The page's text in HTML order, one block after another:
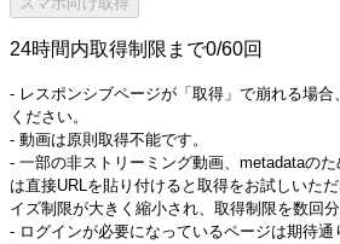
24時間内取得制限まで0/60回
- レスポンシブページが「取得」で崩れる場合
ください。
- 動画は原則取得不能です。
- 一部の非ストリーミング動画、metadataの
は直接URLを貼り付けると取得をお試しいた
イズ制限が大きく縮小され、取得制限を数回
- ログインが必要になっているページは期待